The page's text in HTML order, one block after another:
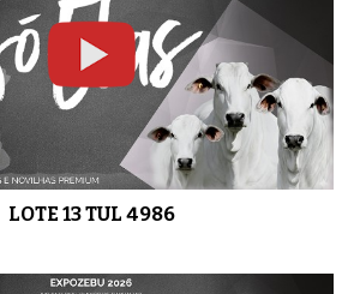
LOTE 13 TUL 4986